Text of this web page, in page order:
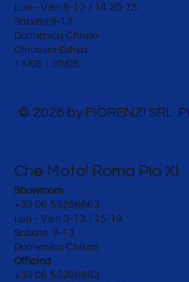
Lun - Ven 9-13 / 14.30-18
Sabato 9-13
Domenica Chiuso
Chiusura Estiva:
14/08 - 30/08
Che Moto! Roma Pio XI
Showroom
+39 06 55266863
Lun - Ven 9-13 / 15-19
Sabato 9-13
Domenica Chiuso
Officina
+39 06 55266863
© 2026 by FIORENZI SRL.